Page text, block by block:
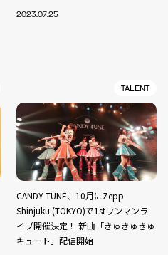
2023.07.25
TALENT
CANDY TUNE、10月にZepp
Shinjuku (TOKYO)で1stワンマンラ
イブ開催決定！ 新曲「きゅきゅきゅ
キュート」配信開始